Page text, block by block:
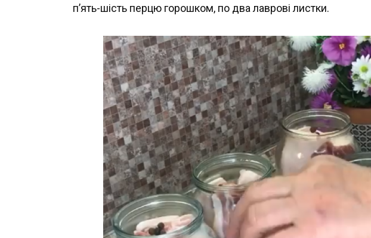
п’ять-шість перцю горошком, по два лаврові листки.